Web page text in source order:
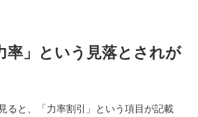
」という見落とされが
ると、「力率割引」という項目が記載